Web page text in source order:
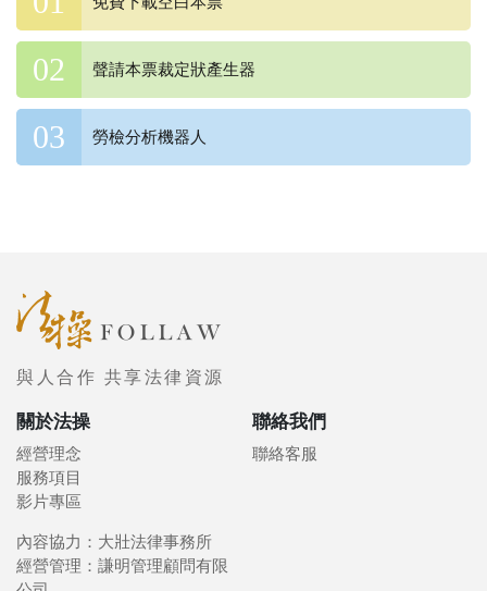
聲請本票裁定狀產生器
勞檢分析機器人
與人合作 共享法律資源
關於法操
經營理念
服務項目
影片專區
聯絡我們
聯絡客服
內容協力：大壯法律事務所
經營管理：謙明管理顧問有限